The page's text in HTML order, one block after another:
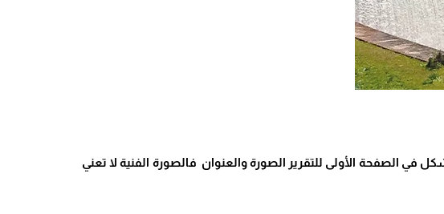
في الصفحة الأولى للتقرير الصورة والعنوان فالصورة الفنية لا تعني